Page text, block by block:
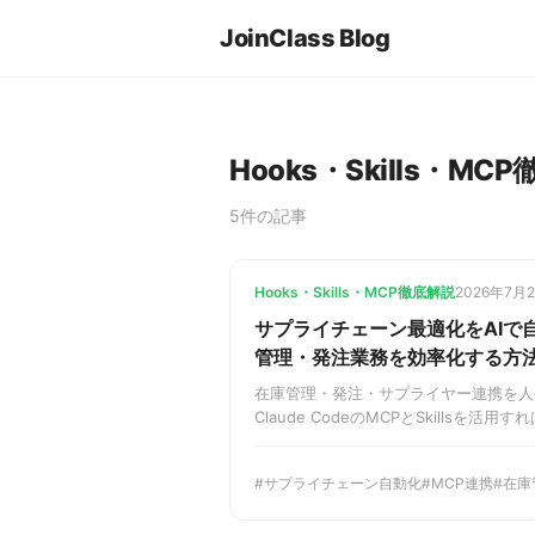
JoinClass Blog
Hooks・Skills・MCP
5件の記事
Hooks・Skills・MCP徹底解説2026年7月
サプライチェーン最適化をAIで
管理・発注業務を効率化する方
在庫管理・発注・サプライヤー連携を
Claude CodeのMCPとSkillsを活用す
説します。
サプライチェーン自動化 MCP連携 在庫